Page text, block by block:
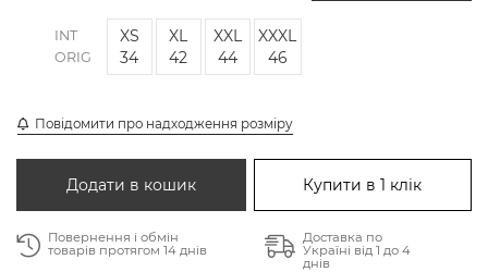
INT
ORIG
XS
34
XL
42
XXL
44
XXXL
46
Повідомити про надходження розміру
Додати в кошик Купити в 1 клік
Повернення і обмін
товарів протягом 14 днів
Доставка по
Україні від 1 до 4
днів